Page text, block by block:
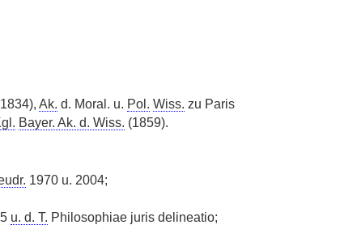
Ak. d. Moral. u. Pol. Wiss. zu Paris
Bayer. Ak. d. Wiss. (1859).
1970 u. 2004;
u. d. T. Philosophiae juris delineatio;